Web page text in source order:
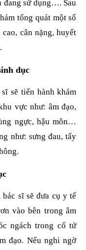
đang sử dụng…. Sau
tổng quát một số
cân nặng, huyết
dục
sẽ tiến hành khám
vực như: âm đạo,
ngực, hậu môn…
như: sưng đau, tấy
sĩ sẽ đưa cụ y tế
vào bên trong âm
ngách trong cổ tử
đạo. Nếu nghi ngờ